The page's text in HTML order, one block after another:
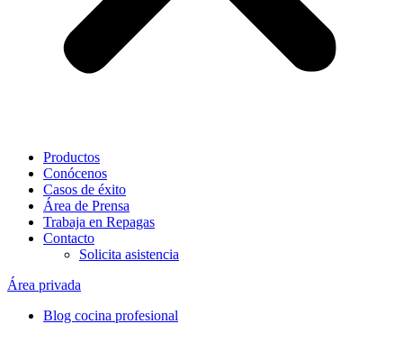
Productos
Conócenos
Casos de éxito
Área de Prensa
Trabaja en Repagas
Contacto
Solicita asistencia
Área privada
Blog cocina profesional